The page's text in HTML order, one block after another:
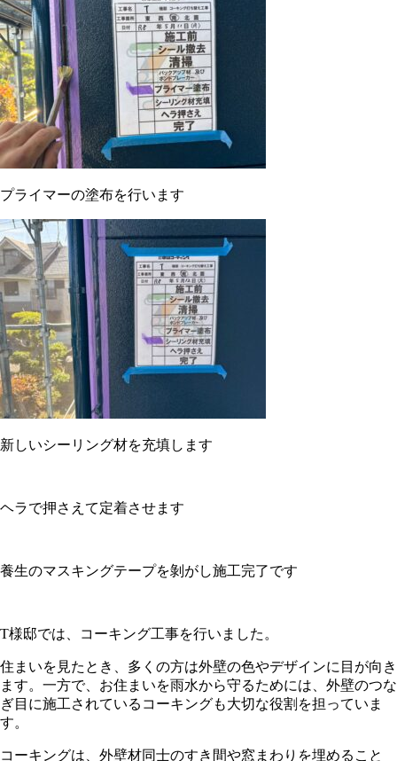
プライマーの塗布を行います
新しいシーリング材を充填します
ヘラで押さえて定着させます
養生のマスキングテープを剝がし施工完了です
T様邸では、コーキング工事を行いました。
住まいを見たとき、多くの方は外壁の色やデザインに目が向き
ます。一方で、お住まいを雨水から守るためには、外壁のつな
ぎ目に施工されているコーキングも大切な役割を担っていま
す。
コーキングは、外壁材同士のすき間や窓まわりを埋めること